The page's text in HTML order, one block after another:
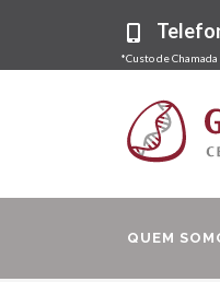
*Custo de
QUEM